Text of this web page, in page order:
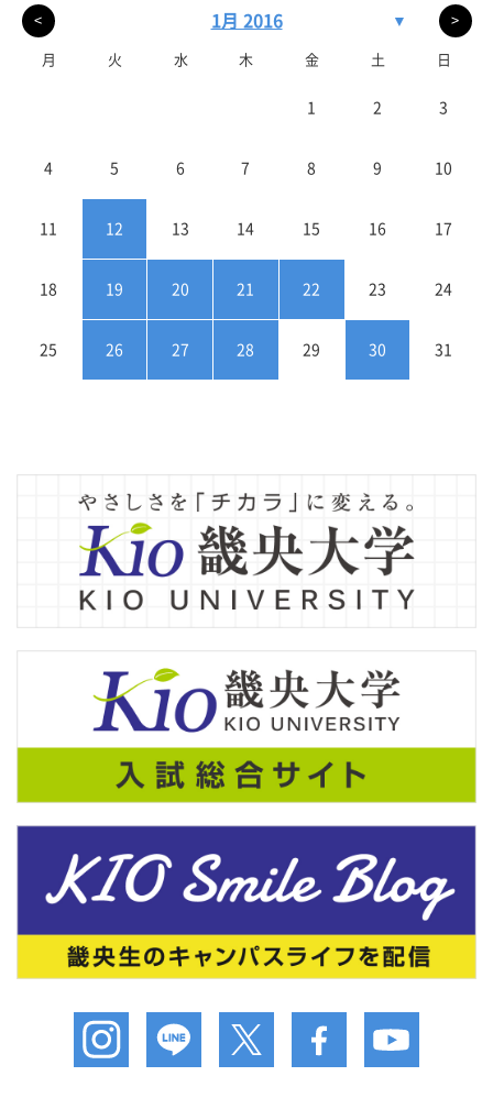
< 1月 2016 ▼ >
月 火 水 木 金 土 日
1 2 3
4 5 6 7 8 9 10
11 12 13 14 15 16 17
18 19 20 21 22 23 24
25 26 27 28 29 30 31